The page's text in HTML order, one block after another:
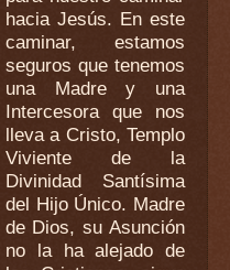
hacia Jesús. En este
caminar, estamos
seguros que tenemos
una Madre y una
Intercesora que nos
lleva a Cristo, Templo
Viviente de la
Divinidad Santísima
del Hijo Único. Madre
de Dios, su Asunción
no la ha alejado de